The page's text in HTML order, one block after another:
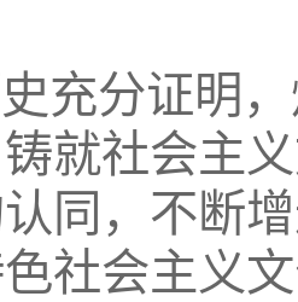
充分证明
就社会主
同，不断
社会主义